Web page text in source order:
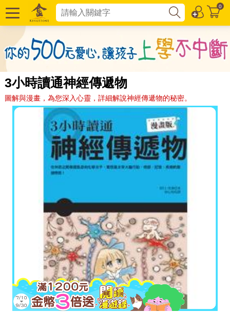
0
3小時讀通神經傳遞物
圖解與漫畫，為您深入心靈，詳細解說神經傳遞物的秘密。